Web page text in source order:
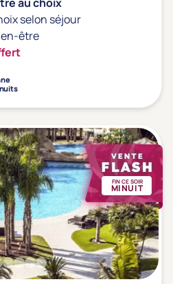
(2)
de chez moi
selon séjour
être
FIN CE SOIR
MINUIT